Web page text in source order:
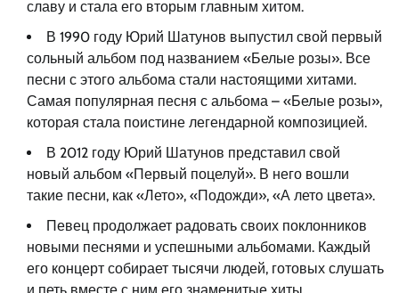
славу и стала его вторым главным хитом.
В 1990 году Юрий Шатунов выпустил свой первый
сольный альбом под названием «Белые розы». Все
песни с этого альбома стали настоящими хитами.
Самая популярная песня с альбома – «Белые розы»,
которая стала поистине легендарной композицией.
В 2012 году Юрий Шатунов представил свой
новый альбом «Первый поцелуй». В него вошли
такие песни, как «Лето», «Подожди», «А лето цвета».
Певец продолжает радовать своих поклонников
новыми песнями и успешными альбомами. Каждый
его концерт собирает тысячи людей, готовых слушать
и петь вместе с ним его знаменитые хиты.